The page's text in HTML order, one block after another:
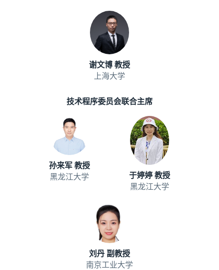
谢文博 教授
上海大学
技术程序委员会联合主席
孙来军 教授
黑龙江大学
于婷婷 教授
黑龙江大学
刘丹 副教授
南京工业大学